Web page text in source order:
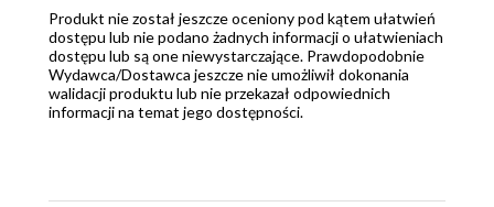
Produkt nie został jeszcze oceniony pod kątem ułatwień
dostępu lub nie podano żadnych informacji o ułatwieniach
dostępu lub są one niewystarczające. Prawdopodobnie
Wydawca/Dostawca jeszcze nie umożliwił dokonania
walidacji produktu lub nie przekazał odpowiednich
informacji na temat jego dostępności.